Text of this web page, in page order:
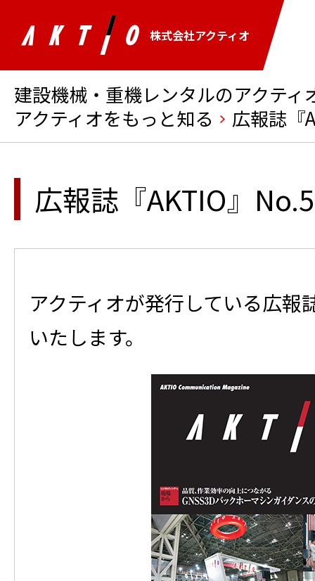
株式会社アクティオ
建設機械・重機レンタルのアクティ
アクティオをもっと知る
広報誌『
広報誌『AKTIO』No.5
アクティオが発行している広報
いたします。